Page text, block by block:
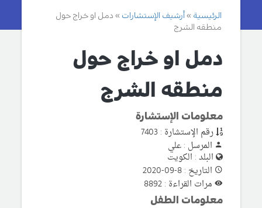
الرئيسية أرشيف الإستشارات
دمل او خراج حول
منطقه الشرج
دمل او خراج حول
منطقه الشرج
معلومات الإستشارة
رقم الإستشارة : 7403
المرسل : علي
البلد : الكويت
التاريخ : 8-09-2020
مرات القراءة : 8892
معلومات الطفل